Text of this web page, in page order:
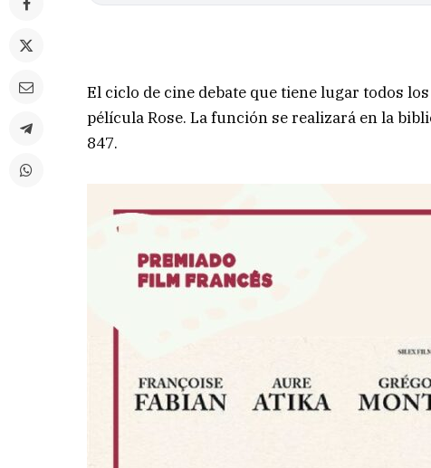
El ciclo de cine debate que tiene lugar todos
pélícula Rose. La función se realizará en la
847.